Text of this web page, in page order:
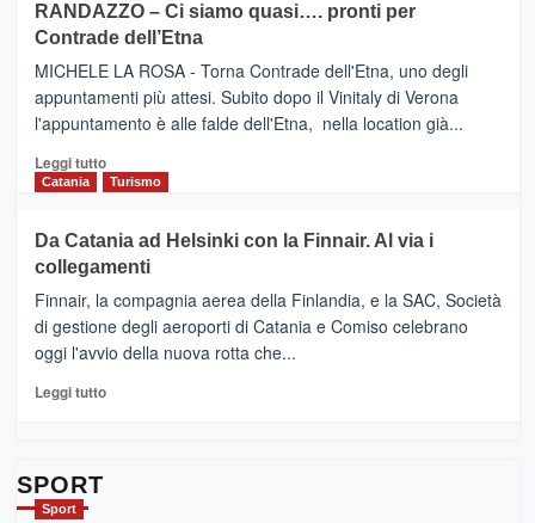
IL
NUOVO
SUMMER
CLUB
VIAGRANDE
(Ct)
–
Benanti
presenta
“Vino
&
Cultura
tappe
dell’enoturismo
RANDAZZO – Ci siamo quasi…. pronti per
Contrade dell’Etna
MICHELE LA ROSA - Torna Contrade dell'Etna, uno degli
appuntamenti più attesi. Subito dopo il Vinitaly di Verona
l'appuntamento è alle falde dell'Etna, nella location già...
Leggi tuttoLeggi
di
RANDAZZO
–
Ci
siamo
quasi….
pronti
per
Catania Turismo
Da Catania ad Helsinki con la Finnair. Al via i
collegamenti
Finnair, la compagnia aerea della Finlandia, e la SAC, Società
di gestione degli aeroporti di Catania e Comiso celebrano
oggi l'avvio della nuova rotta che...
Leggi tuttoLeggi
SPORT
Sport